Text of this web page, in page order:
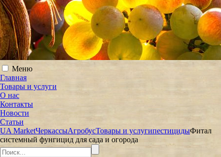
Меню
Главная
Товары и услуги
О нас
Контакты
Новости
Статьи
UA MarketЧеркассыАгробусТовары и услугипестицидыФитал
системный фунгицид для сада и огорода